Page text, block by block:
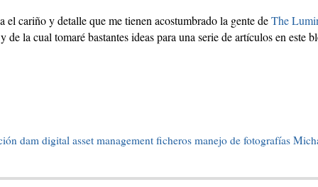
cariño y detalle que me tienen acostumbrado la gente deThe
de la cual tomaré bastantes ideas para una serie de artículos en este
dam digital asset management ficheros manejo de fotografías